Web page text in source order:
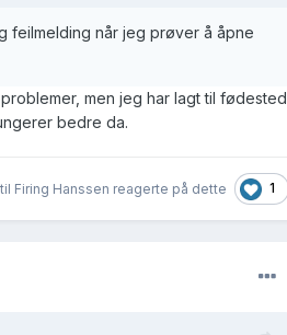
feilmelding når jeg prøver å åpne
men jeg har lagt til fødested
bedre da.
Firing Hanssen reagerte på dette 1